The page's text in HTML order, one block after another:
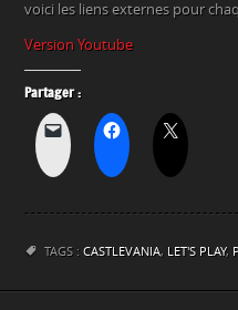
voici les liens externes pour
Version Youtube
Partager :
TAGS : CASTLEVANIA, LET'S PLAY,